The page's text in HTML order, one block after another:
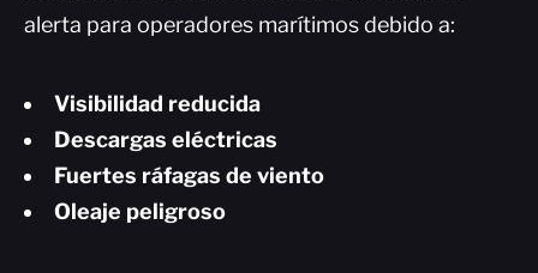
alerta para operadores marítimos debido a:
Visibilidad reducida
Descargas eléctricas
Fuertes ráfagas de viento
Oleaje peligroso